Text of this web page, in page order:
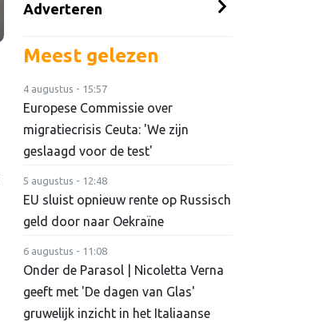
Adverteren
Meest gelezen
4 augustus - 15:57
Europese Commissie over
migratiecrisis Ceuta: 'We zijn
geslaagd voor de test'
5 augustus - 12:48
EU sluist opnieuw rente op Russisch
geld door naar Oekraïne
6 augustus - 11:08
Onder de Parasol | Nicoletta Verna
geeft met 'De dagen van Glas'
gruwelijk inzicht in het Italiaanse